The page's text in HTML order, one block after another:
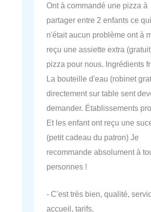
Ont à commandé une pizza à
partager entre 2 enfants ce qui
n'était aucun problème ont à
reçu une assiette extra
pizza pour nous. Ingrédients
La bouteille d'eau (robinet
directement sur table sent
demander. Établissements
Et les enfant ont reçu une
(petit cadeau du patron) Je
recommande absolument à
personnes !
- C'est très bien, qualité,
accueil, tarifs.